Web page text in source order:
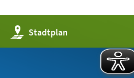
Stadtplan
(Öffnet
in
einem